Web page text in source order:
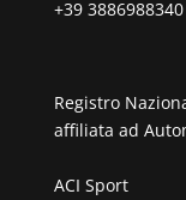
+39 3886988340
Registro
affiliata ad
ACI Sport